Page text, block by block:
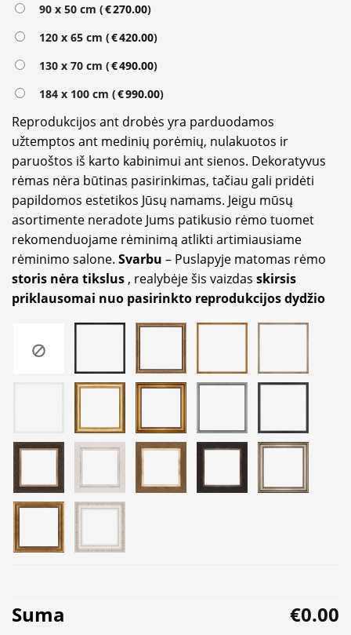
90 x 50 cm (€270.00)
120 x 65 cm (€420.00)
130 x 70 cm (€490.00)
184 x 100 cm (€990.00)
Reprodukcijos ant drobės yra parduodamos
užtemptos ant medinių porėmių, nulakuotos ir
paruoštos iš karto kabinimui ant sienos. Dekoratyvus
rėmas nėra būtinas pasirinkimas, tačiau gali pridėti
papildomos estetikos Jūsų namams. Jeigu mūsų
asortimente neradote Jums patikusio rėmo tuomet
rekomenduojame rėminimą atlikti artimiausiame
rėminimo salone. Svarbu – Puslapyje matomas rėmo
storis nėra tikslus , realybėje šis vaizdas skirsis
priklausomai nuo pasirinkto reprodukcijos dydžio
Suma €0.00